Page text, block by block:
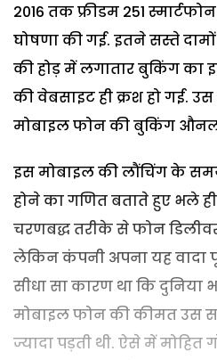
2016 तक फ्रीडम 251
घोषणा की गई. इतने सस्ते
की होड़ में लगातार बुकिंग का
की वेबसाइट ही क्रश हो गई.
मोबाइल फोन की बुकिंग
इस मोबाइल की लौंचिंग के
होने का गणित बताते हुए भले
चरणबद्ध तरीके से फोन
लेकिन कंपनी अपना यह वादा
सीधा सा कारण था कि दुनिया
मोबाइल फोन की कीमत उस
ज्यादा पड़ती थी. ऐसे में मोहित